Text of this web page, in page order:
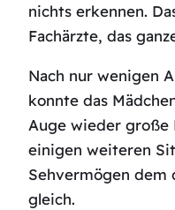
nichts erkennen.
Fachärzte, das
Nach nur wenigen
konnte das
Auge wieder große
einigen weiteren
Sehvermögen dem
gleich.